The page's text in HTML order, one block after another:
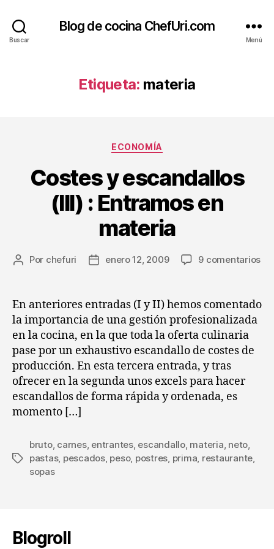
Buscar
Blog de cocina ChefUri.com
Menú
Etiqueta: materia
Categorías
ECONOMÍA
Costes y escandallos
(III) : Entramos en
materia
Autor
entrada
Por chefuri
Fecha
entrada
enero 12, 2009 9 comentariosen
En anteriores entradas (I y II) hemos comentado
la importancia de una gestión profesionalizada
en la cocina, en la que toda la oferta culinaria
pase por un exhaustivo escandallo de costes de
producción. En esta tercera entrada, y tras
ofrecer en la segunda unos excels para hacer
escandallos de forma rápida y ordenada, es
momento […]
Etiquetas
bruto, carnes, entrantes, escandallo, materia neto
pastas, pescados, peso, postres prima restaurante
sopas
Blogroll